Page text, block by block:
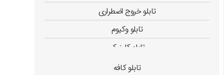
تابلو خروج اضطراری
تابلو وکیوم
تابلو کلینیک
تابلو کافه